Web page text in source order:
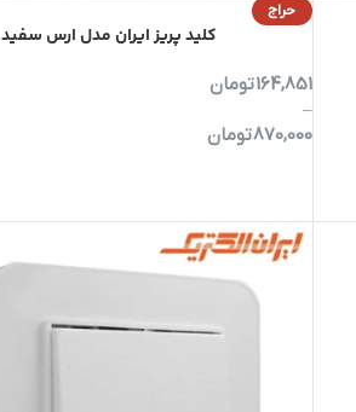
حراج
کلید پریز ایران مدل ارس سفید
164,851تومان
–
870,000تومان